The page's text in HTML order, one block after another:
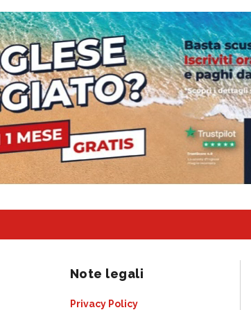
Note legali
Privacy Policy